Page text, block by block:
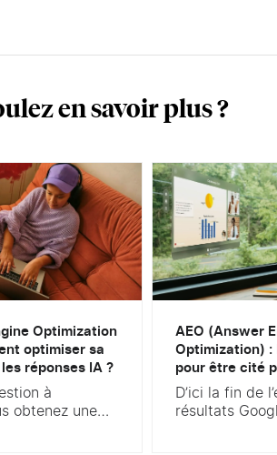
en savoir plus ?
Optimization
optimiser sa
réponses IA ?
à
obtenez une
AEO (Answer
Optimization) :
pour être cité
D’ici la fin de
résultats